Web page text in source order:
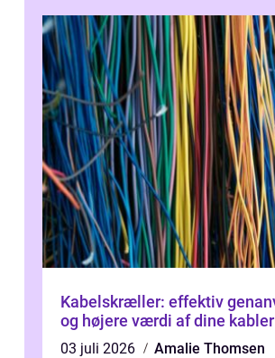
Kabelskræller: effektiv
og højere værdi af dine kabler
03 juli 2026
Amalie Thomsen